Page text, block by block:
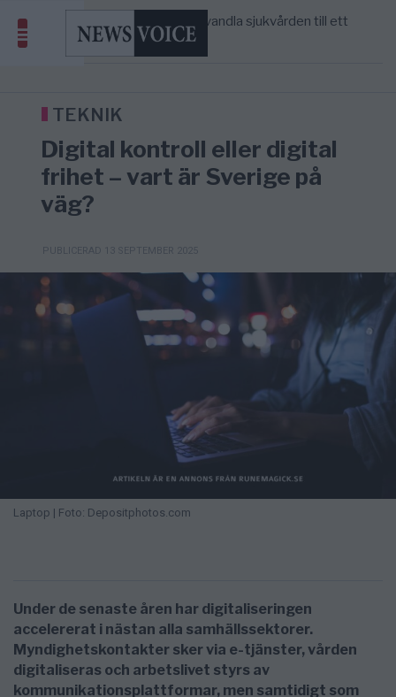
5/8
S och KD vill omvandla sjukvården till ett
geografiskt apartheidsystem
AFRIKA
Massiv anstormning till Ceuta – Misstankar
America” – Finally
TEKNIK
Digital kontroll eller digital
frihet – vart är Sverige på
väg?
PUBLICERAD 13 SEPTEMBER 2025
Laptop | Foto: Depositphotos.com
Under de senaste åren har digitaliseringen
accelererat i nästan alla samhällssektorer.
Myndighetskontakter sker via e-tjänster, vården
digitaliseras och arbetslivet styrs av
kommunikationsplattformar, men samtidigt som